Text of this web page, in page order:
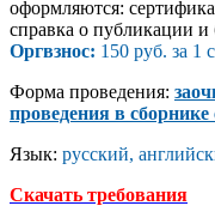
оформляются:
справка о публикации и
Оргвзнос: 150 руб. за 1
Форма проведения:
проведения в сборнике
Язык: русский,
Скачать требования